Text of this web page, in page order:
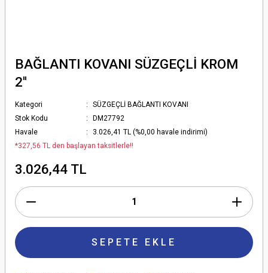
BAĞLANTI KOVANI SÜZGEÇLİ KROM
2''
Kategori
SÜZGEÇLİ BAĞLANTI KOVANI
Stok Kodu
DM27792
Havale
3.026,41 TL (%0,00 havale indirimi)
*327,56 TL den başlayan taksitlerle!!
3.026,44 TL
SEPETE EKLE